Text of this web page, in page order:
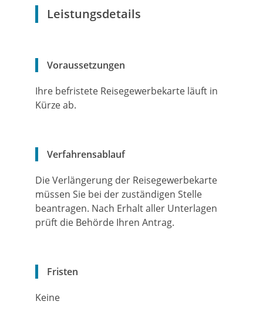
Leistungsdetails
Voraussetzungen
Ihre befristete Reisegewerbekarte läuft in
Kürze ab.
Verfahrensablauf
Die Verlängerung der Reisegewerbekarte
müssen Sie bei der zuständigen Stelle
beantragen. Nach Erhalt aller Unterlagen
prüft die Behörde Ihren Antrag.
Fristen
Keine